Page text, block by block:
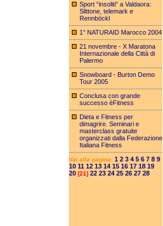
Sport “insoliti” a Valdaora:
Slittone, telemark e
Rennböckl
1° NATURAID Marocco 2004
21 novembre - X Maratona
Internazionale della Città di
Palermo
Snowboard - Burton Demo
Tour 2005
Conclusa con grande
successo èFitness
Dieta e Fitness per
dimagrire. Seminari e
masterclass gratuite
organizzati dalla Federazione
Italiana Fitness
Vai alla pagina: 1 2 3 4 5 6 7 8 9
10 11 12 13 14 15 16 17 18 19
20 [21] 22 23 24 25 26 27 28